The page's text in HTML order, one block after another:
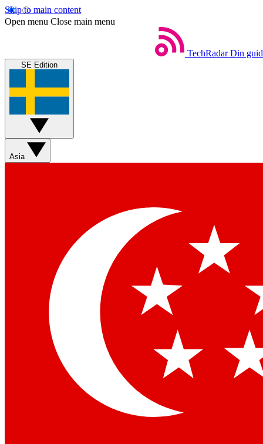
Skip to main content
Open menu Close main menu
TechRadar Din
SE Edition
Asia